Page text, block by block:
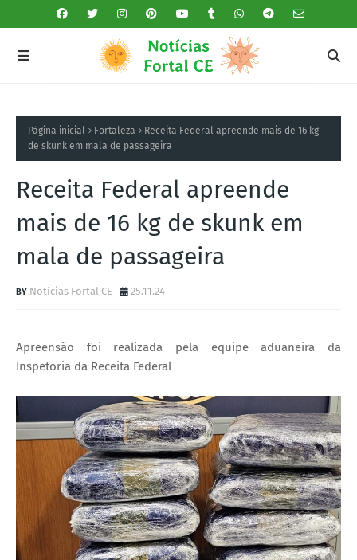
Página inicial Fortaleza
Receita Federal apreende mais de 16 kg
de skunk em mala de passageira
Receita Federal apreende
mais de 16 kg de skunk em
mala de passageira
Notícias Fortal CE 25.11.24
Apreensão foi realizada pela equipe aduaneira da
Inspetoria da Receita Federal